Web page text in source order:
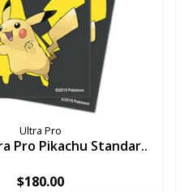
Ultra Pro
Pro Pikachu Standar..
$180.00